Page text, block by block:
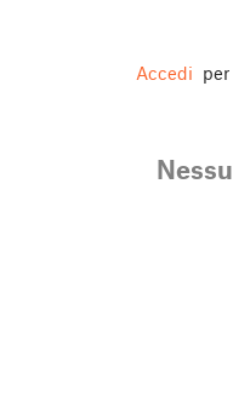
Accedi